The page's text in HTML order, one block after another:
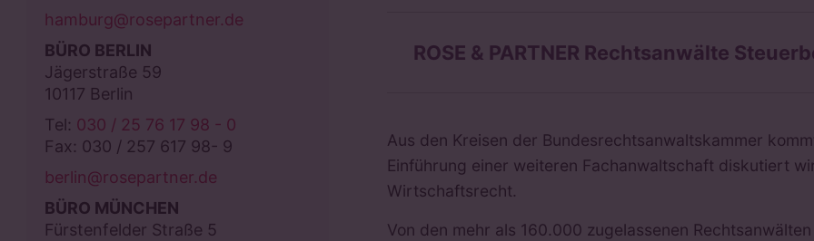
ROSE & PARTNER Rechtsanwälte
Aus den Kreisen der Bundesrechtsanwaltskammer
Einführung einer weiteren Fachanwaltschaft diskutiert
Wirtschaftsrecht.
Von den mehr als 160.000 zugelassenen
hamburg@rosepartner.de
BÜRO BERLIN
Jägerstraße 59
10117 Berlin
Tel: 030 / 25 76 17 98 - 0
Fax: 030 / 257 617 98- 9
berlin@rosepartner.de
BÜRO MÜNCHEN
Fürstenfelder Straße 5